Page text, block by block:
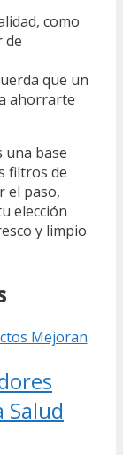
como
de
que un
ahorrarte
una base
filtros de
el paso,
elección
y limpio
Salud